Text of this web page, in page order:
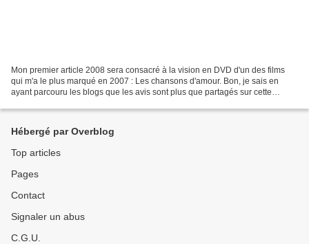
Mon premier article 2008 sera consacré à la vision en DVD d'un des films
qui m'a le plus marqué en 2007 : Les chansons d'amour. Bon, je sais en
ayant parcouru les blogs que les avis sont plus que partagés sur cette
Hébergé par Overblog
Top articles
Pages
Contact
Signaler un abus
C.G.U.